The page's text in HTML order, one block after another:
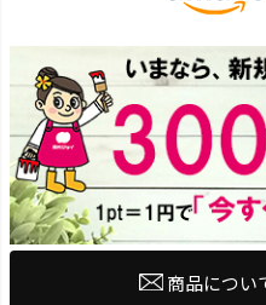
商品につい